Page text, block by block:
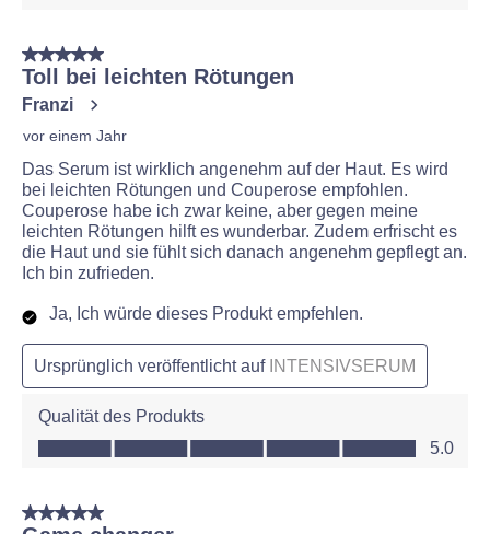
5 von 5 Sternen.
Toll bei leichten Rötungen
Franzi
vor einem Jahr
Das Serum ist wirklich angenehm auf der Haut. Es wird
bei leichten Rötungen und Couperose empfohlen.
Couperose habe ich zwar keine, aber gegen meine
leichten Rötungen hilft es wunderbar. Zudem erfrischt es
die Haut und sie fühlt sich danach angenehm gepflegt an.
Ich bin zufrieden.
Ja, Ich würde dieses Produkt empfehlen.
Ursprünglich veröffentlicht auf INTENSIVSERUM
Qualität des Produkts
Qualität des Produkts, 5.0 von 5
5.0
5 von 5 Sternen.